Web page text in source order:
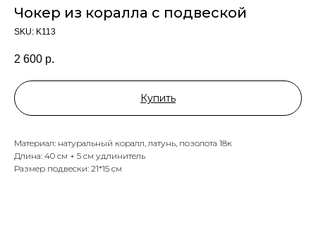
Чокер из коралла с подвеской
SKU: K113
2 600 р.
Купить
Материал: натуральный коралл, латунь, позолота 18к
Длина: 40 см + 5 см удлинитель
Размер подвески: 21*15 см